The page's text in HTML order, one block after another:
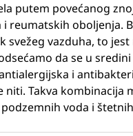
putem povećanog
reumatskih oboljenja.
svežeg vazduha, to
da se u
i
niti. Takva kombinacija
voda i